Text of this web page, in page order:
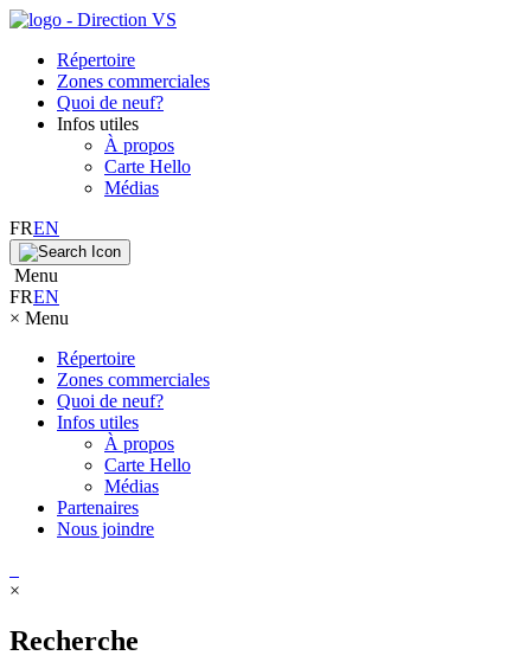
Répertoire
Zones commerciales
Quoi de neuf?
Infos utiles
À propos
Carte Hello
Médias
FREN
Menu
FREN
× Menu
Répertoire
Zones commerciales
Quoi de neuf?
Infos utiles
À propos
Carte Hello
Médias
Partenaires
Nous joindre
×
Recherche